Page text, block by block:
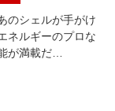
のシェルが手がけ
ネルギーのプロな
が満載だ…